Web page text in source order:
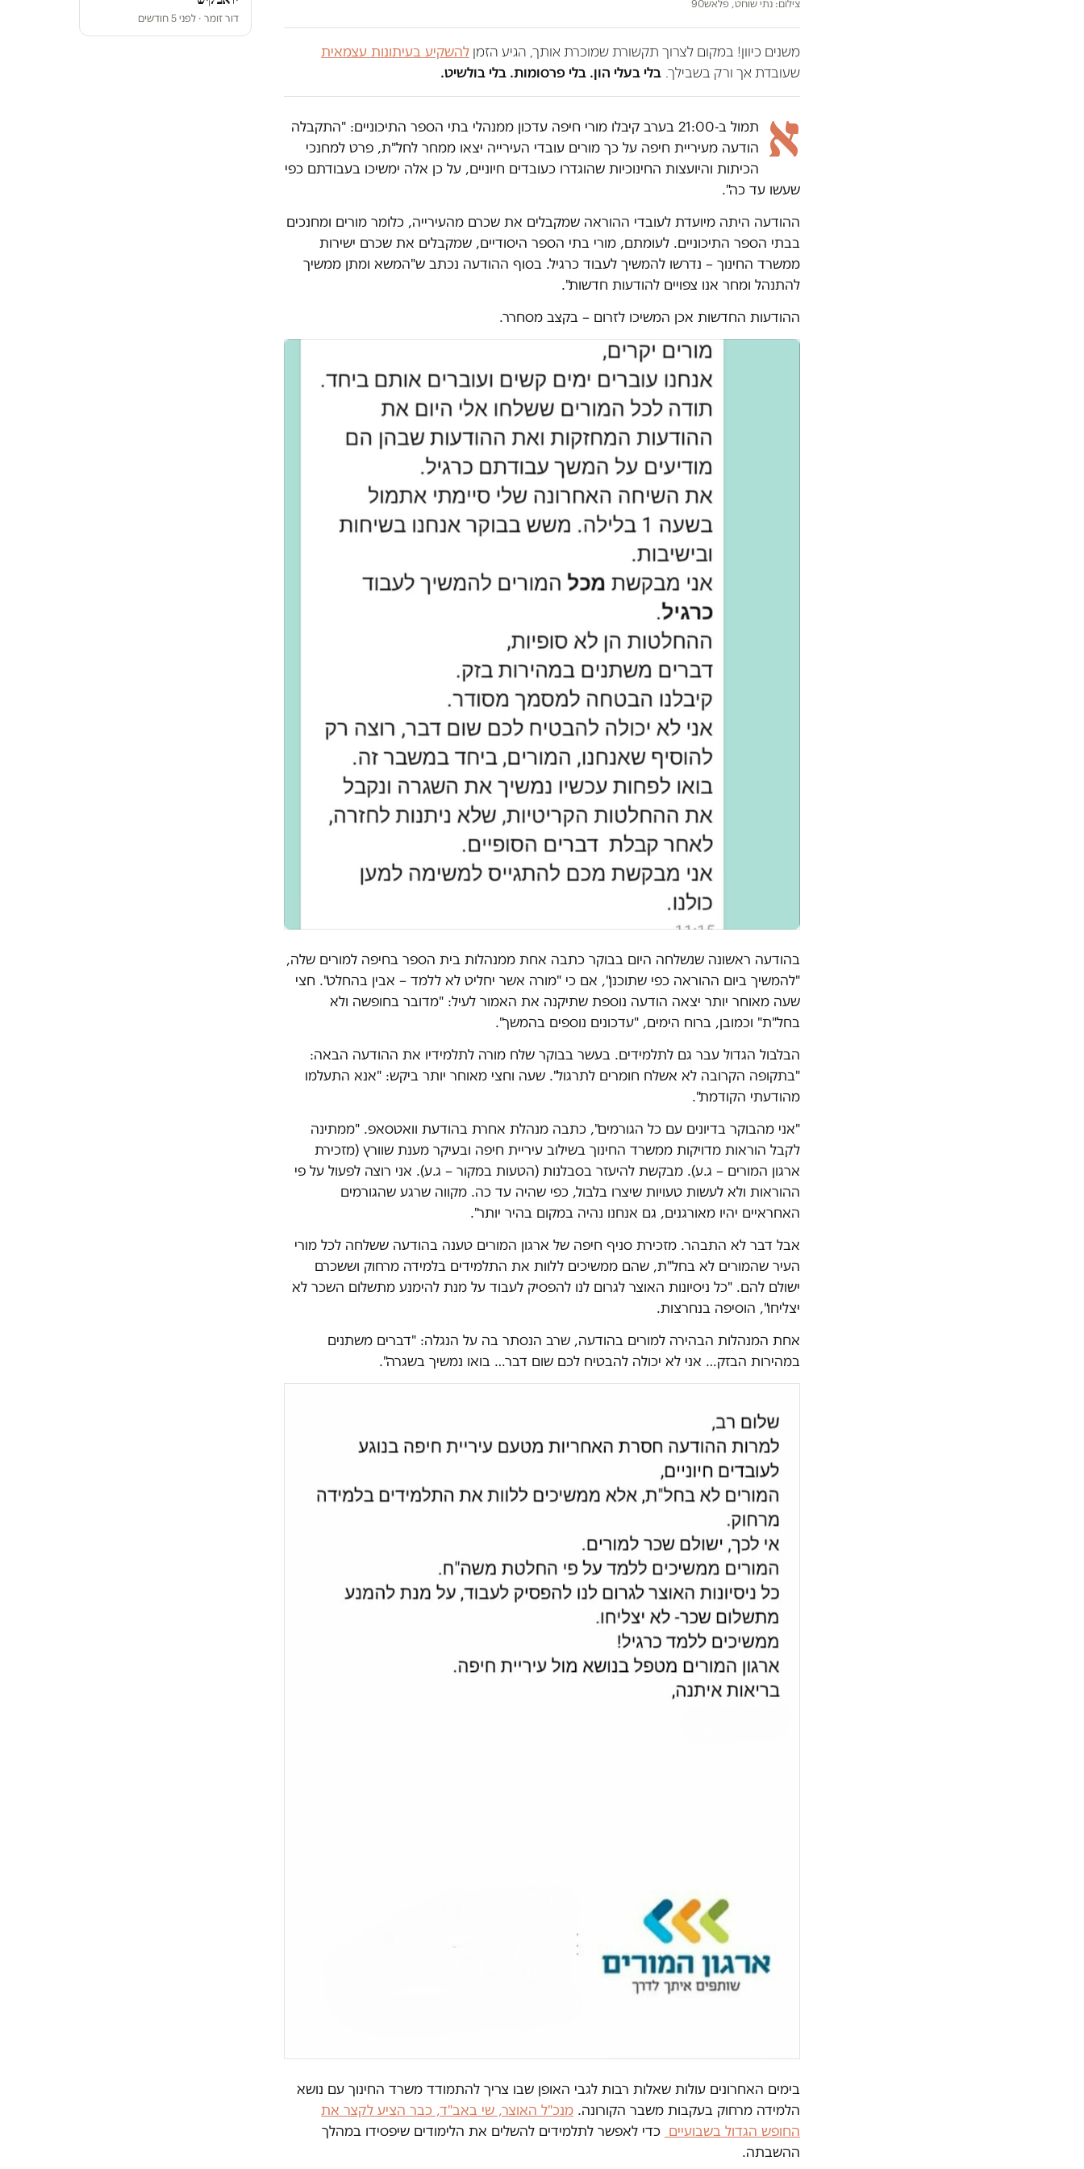
צילום: נתי שוחט, פלאש90
משנים כיוון! במקום לצרוך תקשורת שמוכרת אותך, הגיע הזמן להשקיע בעיתונות עצמאית
שעובדת אך ורק בשבילך. בלי בעלי הון. בלי פרסומות. בלי בולשיט.
א
תמול ב-21:00 בערב קיבלו מורי חיפה עדכון ממנהלי בתי הספר התיכוניים: "התקבלה
הודעה מעיריית חיפה על כך מורים עובדי העירייה יצאו ממחר לחל"ת, פרט למחנכי
הכיתות והיועצות החינוכיות שהוגדרו כעובדים חיוניים, על כן אלה ימשיכו בעבודתם כפי
שעשו עד כה".
ההודעה היתה מיועדת לעובדי ההוראה שמקבלים את שכרם מהעירייה, כלומר מורים ומחנכים
בבתי הספר התיכוניים. לעומתם, מורי בתי הספר היסודיים, שמקבלים את שכרם ישירות
ממשרד החינוך – נדרשו להמשיך לעבוד כרגיל. בסוף ההודעה נכתב ש"המשא ומתן ממשיך
להתנהל ומחר אנו צפויים להודעות חדשות".
ההודעות החדשות אכן המשיכו לזרום – בקצב מסחרר.
בהודעה ראשונה שנשלחה היום בבוקר כתבה אחת ממנהלות בית הספר בחיפה למורים שלה,
"להמשיך ביום ההוראה כפי שתוכנן", אם כי "מורה אשר יחליט לא ללמד – אבין בהחלט". חצי
שעה מאוחר יותר יצאה הודעה נוספת שתיקנה את האמור לעיל: "מדובר בחופשה ולא
בחל"ת" וכמובן, ברוח הימים, "עדכונים נוספים בהמשך".
הבלבול הגדול עבר גם לתלמידים. בעשר בבוקר שלח מורה לתלמידיו את ההודעה הבאה:
"בתקופה הקרובה לא אשלח חומרים לתרגול". שעה וחצי מאוחר יותר ביקש: "אנא התעלמו
מהודעתי הקודמת".
"אני מהבוקר בדיונים עם כל הגורמים", כתבה מנהלת אחרת בהודעת וואטסאפ. "ממתינה
לקבל הוראות מדויקות ממשרד החינוך בשילוב עיריית חיפה ובעיקר מענת שוורץ (מזכירת
ארגון המורים – ג.ע). מבקשת להיעזר בסבלנות (הטעות במקור – ג.ע). אני רוצה לפעול על פי
ההוראות ולא לעשות טעויות שיצרו בלבול, כפי שהיה עד כה. מקווה שרגע שהגורמים
האחראיים יהיו מאורגנים, גם אנחנו נהיה במקום בהיר יותר".
אבל דבר לא התבהר. מזכירת סניף חיפה של ארגון המורים טענה בהודעה ששלחה לכל מורי
העיר שהמורים לא בחל"ת, שהם ממשיכים ללוות את התלמידים בלמידה מרחוק וששכרם
ישולם להם. "כל ניסיונות האוצר לגרום לנו להפסיק לעבוד על מנת להימנע מתשלום השכר לא
יצליחו", הוסיפה בנחרצות.
אחת המנהלות הבהירה למורים בהודעה, שרב הנסתר בה על הנגלה: "דברים משתנים
במהירות הבזק… אני לא יכולה להבטיח לכם שום דבר… בואו נמשיך בשגרה".
בימים האחרונים עולות שאלות רבות לגבי האופן שבו צריך להתמודד משרד החינוך עם נושא
הלמידה מרחוק בעקבות משבר הקורונה. מנכ"ל האוצר, שי באב"ד, כבר הציע לקצר את
החופש הגדול בשבועיים כדי לאפשר לתלמידים להשלים את הלימודים שיפסידו במהלך
ההשבתה.
דור זומר · לפני 5 חודשים